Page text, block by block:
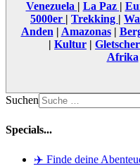
Venezuela | La Paz |
5000er | Trekking |
Anden | Amazonas|
| Kultur | Gletscher
Afrika
Suchen
Specials...
✈️ Finde deine